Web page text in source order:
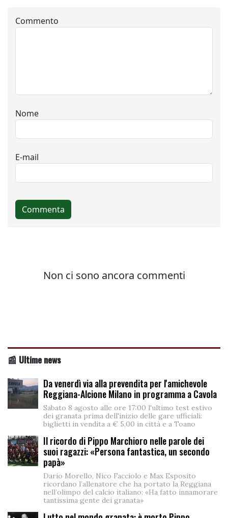
📰 Ultime news
Da venerdì via alla prevendita per l'amichevole
Reggiana-Alcione Milano in programma a Cavola
Sabato 8 agosto alle ore 17:00 l'ultimo test estivo
dei granata prima dell'inizio delle gare ufficiali:
biglietti in vendita a € 5,00 in città e a Toano
Il ricordo di Pippo Marchioro nelle parole dei
suoi ragazzi: «Persona fantastica, un secondo
papà»
Dario Morello, Nico Facciolo e Max Esposito
ricordano l’allenatore che ha portato la Reggiana
nell’olimpo del calcio italiano: «Ha fatto innamorare
tantissima gente dei granata»